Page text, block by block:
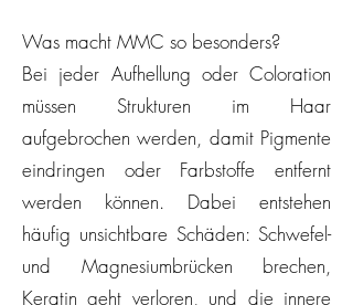
Was macht MMC so besonders?
Bei jeder Aufhellung oder Coloration
müssen Strukturen im Haar
aufgebrochen werden, damit Pigmente
eindringen oder Farbstoffe entfernt
werden können. Dabei entstehen
häufig unsichtbare Schäden: Schwefel-
und Magnesiumbrücken brechen,
Keratin geht verloren, und die innere